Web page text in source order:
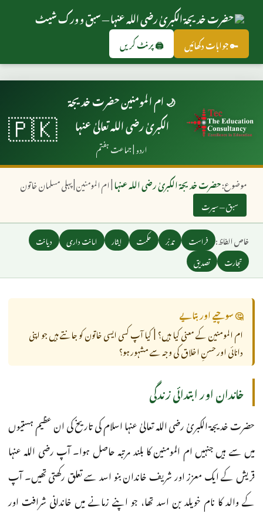
حضرت خدیجۃ الکبریٰ رضی اللہ عنہا — سبق و ورک شیٹ
🔑 جوابات دکھائیں 🖨️ پرنٹ کریں
🌙 ام المومنین حضرت خدیجۃ
الکبریٰ رضی اللہ تعالیٰ عنہا
اردو | جماعت ہفتم 🇵🇰
موضوع:حضرت خدیجۃ الکبریٰ رضی اللہ عنہا| ام المومنین | پہلی مسلمان خاتون
سبق — سیرت
خاص الفاظ: فراست تدبّر حکمت ایثار امانت داری
دیانت
تجارت
تصدیق
🤔 سوچیے اور بتایے
ام المومنین کے معنی کیا ہیں؟ | کیا آپ کسی ایسی خاتون کو جانتے ہیں جو اپنی
دانائی اور حسنِ اخلاق کی وجہ سے مشہور ہو؟
خاندان اور ابتدائی زندگی
حضرت خدیجۃ الکبریٰ رضی اللہ تعالیٰ عنہا اسلام کی تاریخ کی ان عظیم ہستیوں
میں سے ہیں جنہیں ام المومنین کا بلند مرتبہ حاصل ہوا۔ آپ رضی اللہ عنہا
قریش کے ایک معزز اور شریف خاندان بنو اسد سے تعلق رکھتی تھیں۔ آپ
کے والد کا نام خویلد بن اسد تھا، جو اپنے زمانے میں خاندانی شرافت اور